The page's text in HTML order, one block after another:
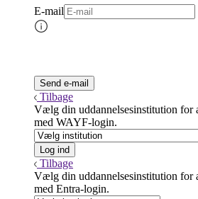
E-mail
Tilbage
Vælg din uddannelsesinstitution for
med WAYF-login.
Tilbage
Vælg din uddannelsesinstitution for
med Entra-login.